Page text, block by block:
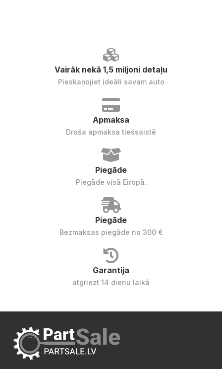
Vairāk nekā 1,5 miljoni detaļu
Pieskaņojiet ideāli savam auto
Apmaksa
Droša apmaksa tiešsaistē
Piegāde
Piegāde visā Eiropā.
Piegāde
Bezmaksas piegāde no 300 €
Garantija
atgriezt 14 dienu laikā